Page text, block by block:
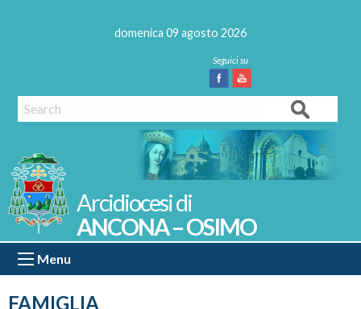
domenica 09 agosto 2026
Facebook
Youtube
Search
FAMIGLIA
ANCONA – OSIMO
Menu